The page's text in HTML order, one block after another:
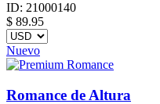
ID: 21000140
$ 89.95
Nuevo
Romance de Altura